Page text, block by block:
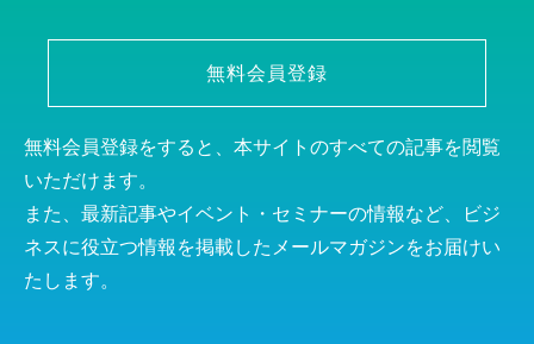
無料会員登録
無料会員登録をすると、本サイトのすべての記事を閲覧
いただけます。
また、最新記事やイベント・セミナーの情報など、ビジ
ネスに役立つ情報を掲載したメールマガジンをお届けい
たします。